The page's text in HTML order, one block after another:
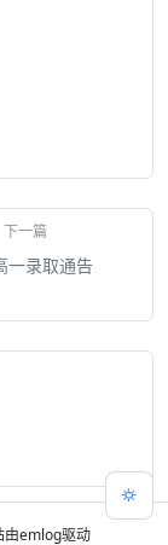
一录取通告
由emlog驱动